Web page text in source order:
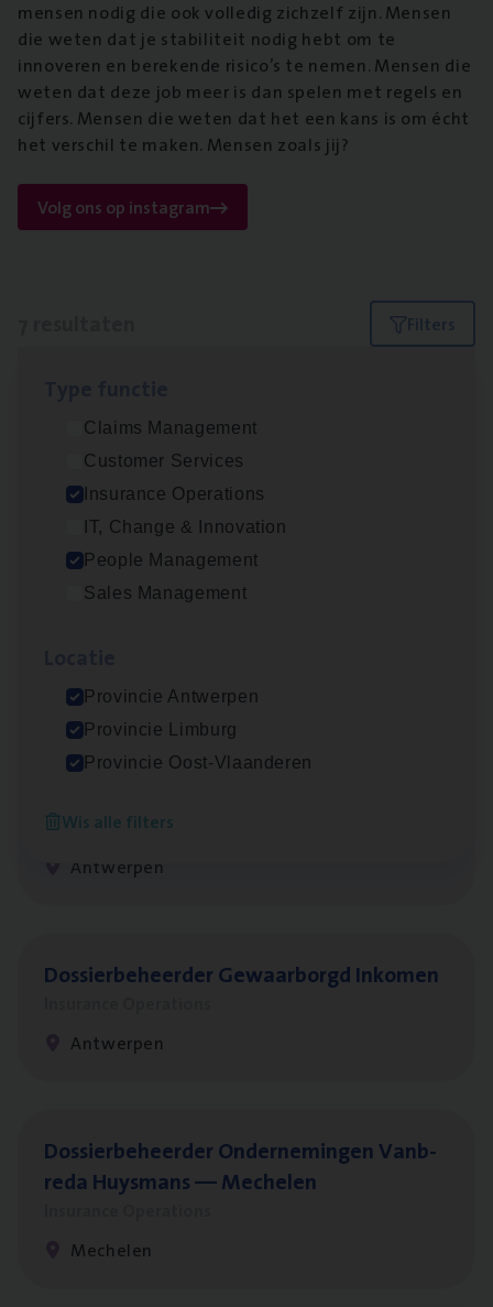
mensen nodig die ook volledig zichzelf zijn. Mensen
die weten dat je stabiliteit nodig hebt om te
innoveren en berekende risico’s te nemen. Mensen die
weten dat deze job meer is dan spelen met regels en
cijfers. Mensen die weten dat het een kans is om écht
het verschil te maken. Mensen zoals jij?
Volg ons op instagram
Filters
Claims Management
Customer Services
Insurance Operations
IT, Change & Innovation
People Management
Sales Management
Provincie Antwerpen
Provincie Limburg
Provincie Oost-Vlaanderen
Wis alle filters
Advisor/​Configuratie ana­lyst Part­ner in
Benefits
Insurance Operations
Beveren
Antwerpen
Insurance Operations
Antwerpen
Dos­sier­be­heer­der Gewaar­borgd Inkomen
Antwerpen
Dos­sier­be­heer­der Onder­ne­min­gen Van­b­
re­da Huys­mans — Mechelen
Mechelen